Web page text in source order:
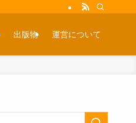
出版物 運営について